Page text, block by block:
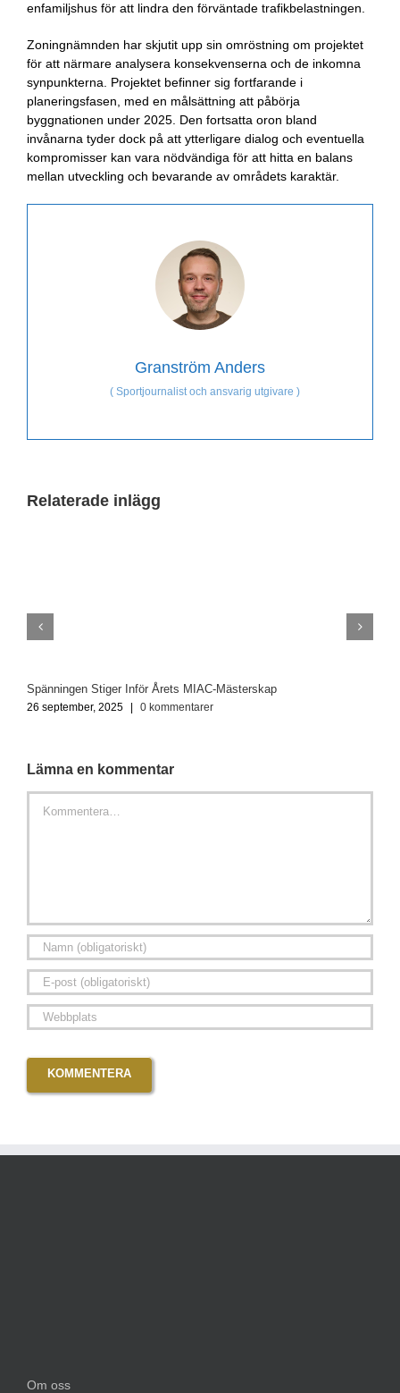
enfamiljshus för att lindra den förväntade trafikbelastningen.
Zoningnämnden har skjutit upp sin omröstning om projektet
för att närmare analysera konsekvenserna och de inkomna
synpunkterna. Projektet befinner sig fortfarande i
planeringsfasen, med en målsättning att påbörja
byggnationen under 2025. Den fortsatta oron bland
invånarna tyder dock på att ytterligare dialog och eventuella
kompromisser kan vara nödvändiga för att hitta en balans
mellan utveckling och bevarande av områdets karaktär.
Granström Anders
(Sportjournalist och ansvarig utgivare )
Relaterade inlägg
Spänningen Stiger Inför Årets MIAC-Mästerskap
26 september, 2025 0 kommentarer
Lämna en kommentar
Om oss